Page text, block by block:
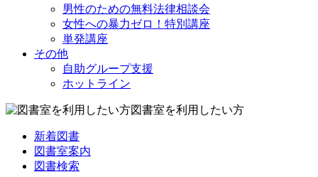
男性のための無料法律相談会
女性への暴力ゼロ！特別講座
単発講座
その他
自助グループ支援
ホットライン
図書室を利用したい方
新着図書
図書室案内
図書検索